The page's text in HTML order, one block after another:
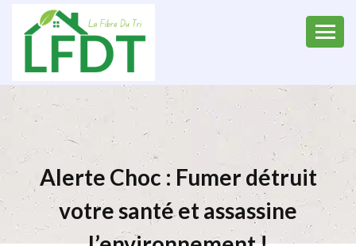
Alerte Choc : Fumer détruit
votre santé et assassine